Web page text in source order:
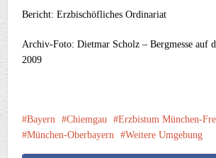
Bericht: Erzbischöfliches Ordinariat
Archiv-Foto: Dietmar Scholz – Bergmesse auf
2009
Bayern Chiemgau Erzbistum München-
München-Oberbayern
Weitere Umgebung